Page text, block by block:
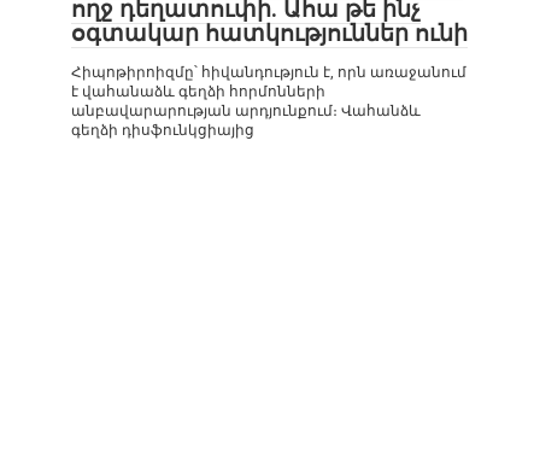
ողջ դեղատուփի. Ահա թե ինչ
օգտակար հատկություններ ունի
Հիպոթիրոիզմը՝ հիվանդություն է, որն առաջանում
է վահանաձև գեղձի հորմոնների
անբավարարության արդյունքում։ Վահանձև
գեղձի դիսֆունկցիայից